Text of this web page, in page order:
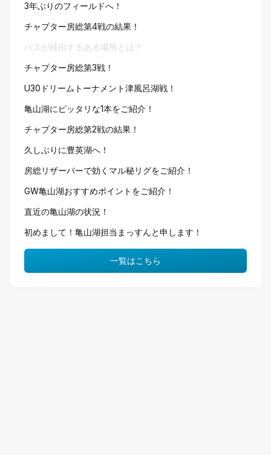
3年ぶりのフィールドへ！
チャプター房総第4戦の結果！
バスが経由するある場所とは？
チャプター房総第3戦！
U30ドリームトーナメント津風呂湖戦！
亀山湖にピッタリな1本をご紹介！
チャプター房総第2戦の結果！
久しぶりに豊英湖へ！
房総リザーバーで効くマル秘リグをご紹介！
GW亀山湖おすすめポイントをご紹介！
直近の亀山湖の状況！
初めまして！亀山湖担当まっすんと申します！
一覧はこちら